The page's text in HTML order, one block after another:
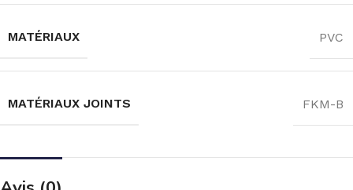
MATÉRIAUX PVC
MATÉRIAUX JOINTS FKM-B